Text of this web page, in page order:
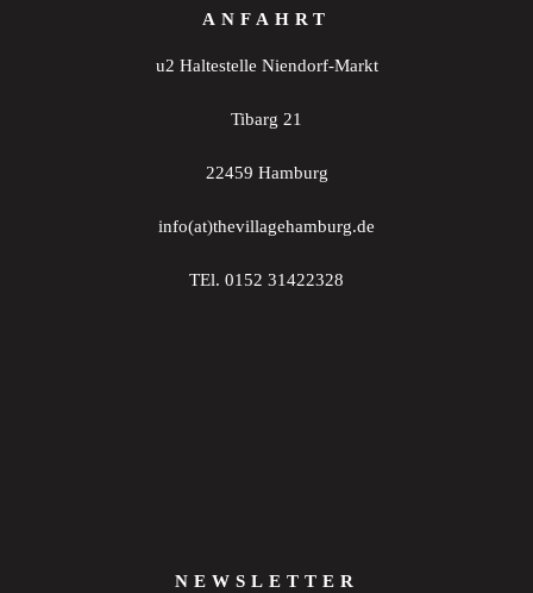
ANFAHRT
u2 Haltestelle Niendorf-Markt
Tibarg 21
22459 Hamburg
info(at)thevillagehamburg.de
TEl. 0152 31422328
NEWSLETTER